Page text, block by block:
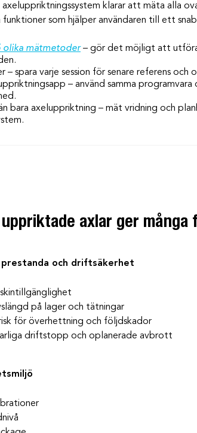
klarar att mäta alla
funktioner som hjälper användaren till ett
olika mätmetoder– gör det möjligt att
– spara varje session för senare referens och
– använd samma
bara axeluppriktning – mät vridning och
axlar ger många
och driftsäkerhet
på lager och tätningar
för överhettning och följdskador
driftstopp och oplanerade avbrott